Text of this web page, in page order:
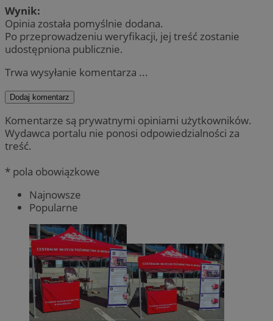
Wynik:
Opinia została pomyślnie dodana.
Po przeprowadzeniu weryfikacji, jej treść zostanie
udostępniona publicznie.
Trwa wysyłanie komentarza ...
Dodaj komentarz
Komentarze są prywatnymi opiniami użytkowników.
Wydawca portalu nie ponosi odpowiedzialności za
treść.
* pola obowiązkowe
Najnowsze
Popularne